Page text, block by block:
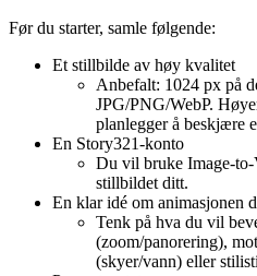
Før du starter, samle følgende:
Et stillbilde av høy kvalitet
Anbefalt: 1024 px på
JPG/PNG/WebP.
planlegger å beskjære
En Story321-konto
Du vil bruke Image-
stillbildet ditt.
En klar idé om animasjonen
Tenk på hva du vil
(zoom/panorering),
(skyer/vann) eller